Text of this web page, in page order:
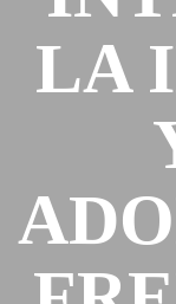
LA